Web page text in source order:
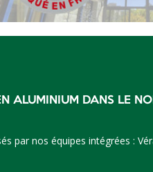
ALUMINIUM DANS LE
par nos équipes intégrées :